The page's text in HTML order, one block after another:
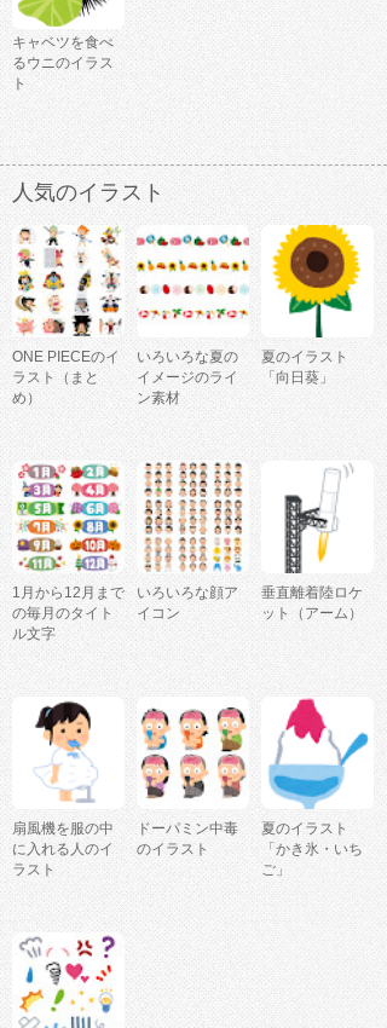
キャベツを食べ
るウニのイラス
ト
人気のイラスト
ONE PIECEのイ
ラスト（まと
め）
いろいろな夏の
イメージのライ
ン素材
夏のイラスト
「向日葵」
1月から12月まで
の毎月のタイト
ル文字
いろいろな顔ア
イコン
垂直離着陸ロケ
ット（アーム）
扇風機を服の中
に入れる人のイ
ラスト
ドーパミン中毒
のイラスト
夏のイラスト
「かき氷・いち
ご」